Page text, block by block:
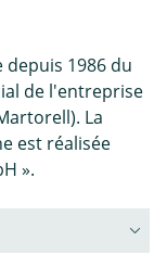
depuis 1986 du
de l'entreprise
La
est réalisée
».